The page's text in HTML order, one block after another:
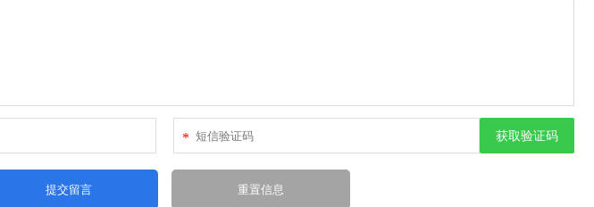
* 获取验证码